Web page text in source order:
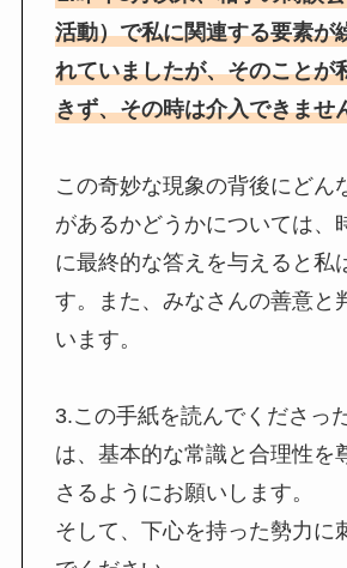
活動）で私に関連する要素が
れていましたが、そのことが
きず、その時は介入できませ
この奇妙な現象の背後にどん
があるかどうかについては、
に最終的な答えを与えると私
す。また、みなさんの善意と
います。
3.この手紙を読んでくださっ
は、基本的な常識と合理性を
さるようにお願いします。
そして、下心を持った勢力に